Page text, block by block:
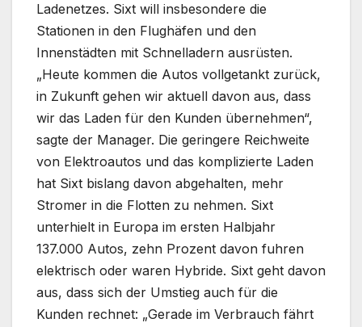
Ladenetzes. Sixt will insbesondere die
Stationen in den Flughäfen und den
Innenstädten mit Schnelladern ausrüsten.
„Heute kommen die Autos vollgetankt zurück,
in Zukunft gehen wir aktuell davon aus, dass
wir das Laden für den Kunden übernehmen“,
sagte der Manager. Die geringere Reichweite
von Elektroautos und das komplizierte Laden
hat Sixt bislang davon abgehalten, mehr
Stromer in die Flotten zu nehmen. Sixt
unterhielt in Europa im ersten Halbjahr
137.000 Autos, zehn Prozent davon fuhren
elektrisch oder waren Hybride. Sixt geht davon
aus, dass sich der Umstieg auch für die
Kunden rechnet: „Gerade im Verbrauch fährt